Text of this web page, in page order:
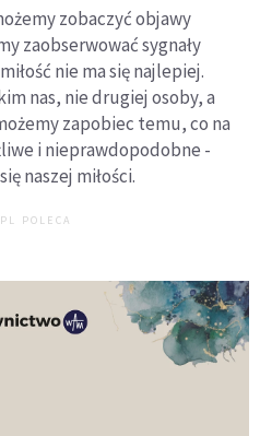
zobaczyć objawy
zaobserwować sygnały
nie ma się najlepiej.
nas, nie drugiej osoby, a
zapobiec temu, co na
i nieprawdopodobne -
naszej miłości.
POLECA